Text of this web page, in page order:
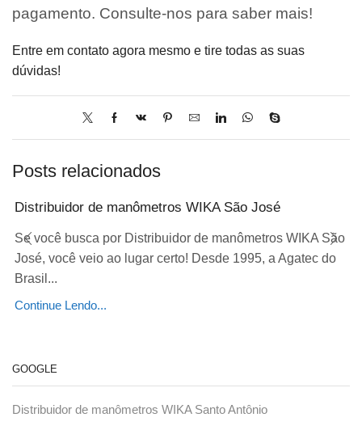
pagamento. Consulte-nos para saber mais!
Entre em contato agora mesmo e tire todas as suas
dúvidas!
Posts relacionados
Distribuidor de manômetros WIKA São José
Se você busca por Distribuidor de manômetros WIKA São
José, você veio ao lugar certo! Desde 1995, a Agatec do
Brasil...
Continue Lendo...
GOOGLE
Distribuidor de manômetros WIKA Santo Antônio